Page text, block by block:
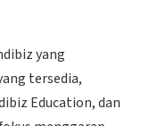
yang
tersedia,
Education, dan